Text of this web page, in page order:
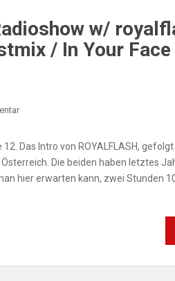
w/
/ In Your
Das Intro von ROYALFLASH,
Die beiden haben letztes
hier erwarten kann, zwei Stunden